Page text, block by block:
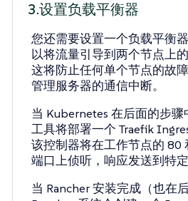
3.设置负载平衡器
您还需要设置一个负载平衡器
以将流量引导到两个节点上的
这将防止任何单个节点的故
管理服务器的通信中断。
当 Kubernetes 在后面的步骤
工具将部署一个 Traefik
该控制器将在工作节点的 80
端口上侦听，响应发送到特
当 Rancher 安装完成（也在